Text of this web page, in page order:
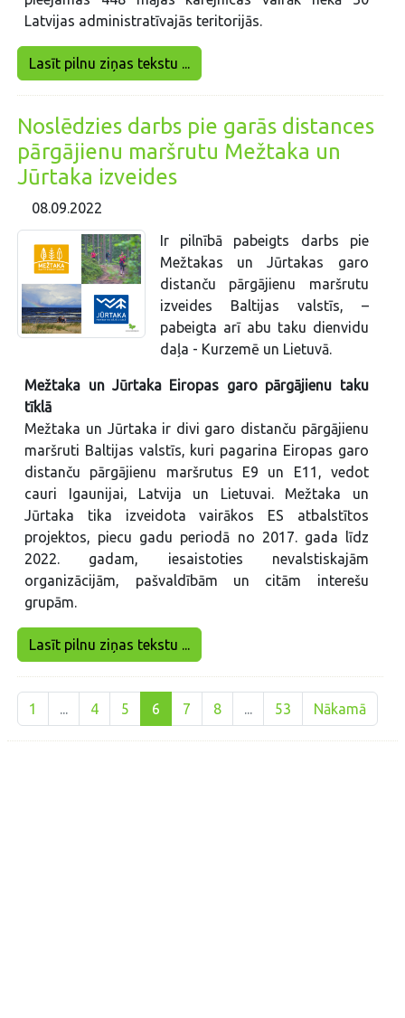
Latvijas administratīvajās teritorijās.
Lasīt pilnu ziņas tekstu ...
Noslēdzies darbs pie garās distances
pārgājienu maršrutu Mežtaka un
Jūrtaka izveides
08.09.2022
Ir pilnībā pabeigts darbs pie
Mežtakas un Jūrtakas garo
distanču pārgājienu maršrutu
izveides Baltijas valstīs, –
pabeigta arī abu taku dienvidu
daļa - Kurzemē un Lietuvā.
Mežtaka un Jūrtaka Eiropas garo pārgājienu taku
tīklā
Mežtaka un Jūrtaka ir divi garo distanču pārgājienu
maršruti Baltijas valstīs, kuri pagarina Eiropas garo
distanču pārgājienu maršrutus E9 un E11, vedot
cauri Igaunijai, Latvija un Lietuvai. Mežtaka un
Jūrtaka tika izveidota vairākos ES atbalstītos
projektos, piecu gadu periodā no 2017. gada līdz
2022. gadam, iesaistoties nevalstiskajām
organizācijām, pašvaldībām un citām interešu
grupām.
Lasīt pilnu ziņas tekstu ...
1 4 5 6 7 8 53 Nākamā